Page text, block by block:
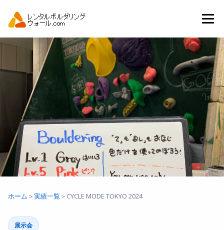
ツ
メニュー
自動見積り 商品一覧
アーバンスポーツイベント.JP
ホーム ＞実績一覧 ＞ CYCLE MODE TOKYO 2024
展示会